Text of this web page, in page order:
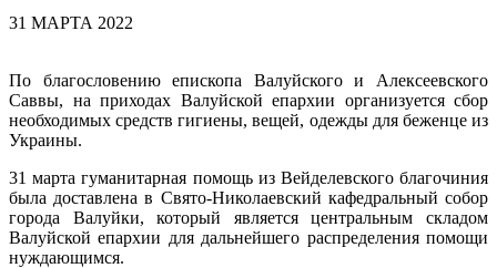
31 МАРТА 2022
По благословению епископа Валуйского и Алексеевского
Саввы, на приходах Валуйской епархии организуется сбор
необходимых средств гигиены, вещей, одежды для беженце из
Украины.
31 марта гуманитарная помощь из Вейделевского благочиния
была доставлена в Свято-Николаевский кафедральный собор
города Валуйки, который является центральным складом
Валуйской епархии для дальнейшего распределения помощи
нуждающимся.